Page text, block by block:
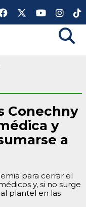
Conechny
y
a
para cerrar el
y, si no surge
plantel en las